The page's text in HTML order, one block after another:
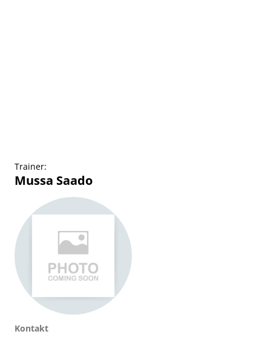
Trainer:
Mussa Saado
Kontakt